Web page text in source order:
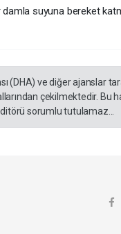
damla suyuna bereket
(DHA) ve diğer ajanslar
çekilmektedir. Bu
sorumlu tutulamaz...